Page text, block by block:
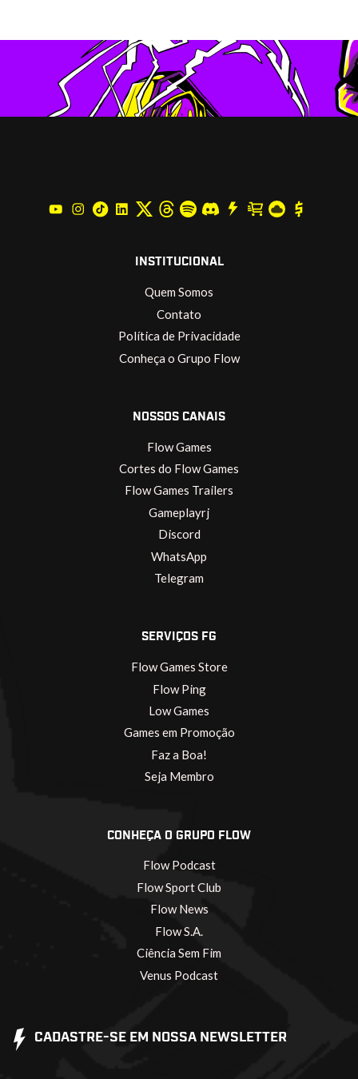
INSTITUCIONAL
Quem Somos
Contato
Política de Privacidade
Conheça o Grupo Flow
NOSSOS CANAIS
Flow Games
Cortes do Flow Games
Flow Games Trailers
Gameplayrj
Discord
WhatsApp
Telegram
SERVIÇOS FG
Flow Games Store
Flow Ping
Low Games
Games em Promoção
Faz a Boa!
Seja Membro
CONHEÇA O GRUPO FLOW
Flow Podcast
Flow Sport Club
Flow News
Flow S.A.
Ciência Sem Fim
Venus Podcast
CADASTRE-SE EM NOSSA NEWSLETTER